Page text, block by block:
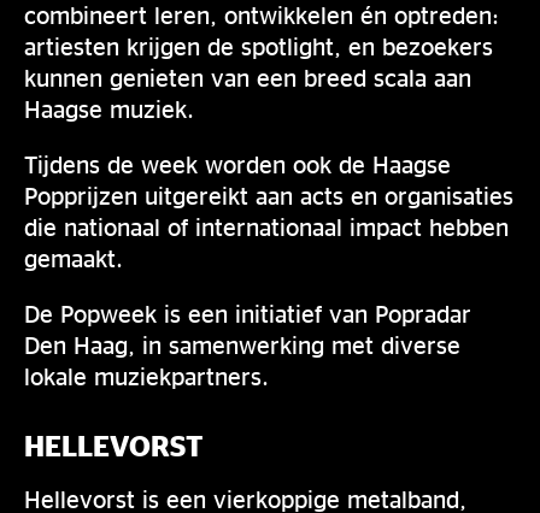
combineert leren, ontwikkelen én optreden:
artiesten krijgen de spotlight, en bezoekers
kunnen genieten van een breed scala aan
Haagse muziek.
Tijdens de week worden ook de Haagse
Popprijzen uitgereikt aan acts en organisaties
die nationaal of internationaal impact hebben
gemaakt.
De Popweek is een initiatief van Popradar
Den Haag, in samenwerking met diverse
lokale muziekpartners.
HELLEVORST
Hellevorst is een vierkoppige metalband,